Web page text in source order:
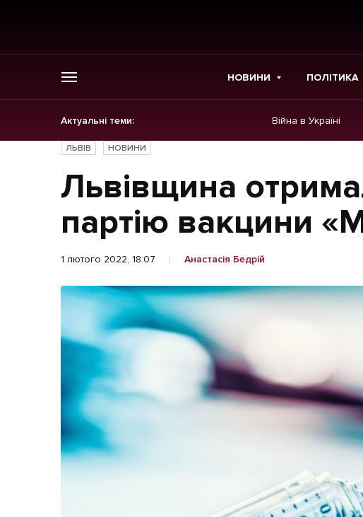
НОВИНИ ПОЛІТИКА
Актуальні теми: Війна в Україні
ГОЛОВНЕ
Новини
Політика
Економіка
Бізнес
Життя
Культура
Афіша
ЛЬВІВ НОВИНИ
Львівщина
партію вакцини
1 лютого 2022, 18:07 Анастасія Бедрій